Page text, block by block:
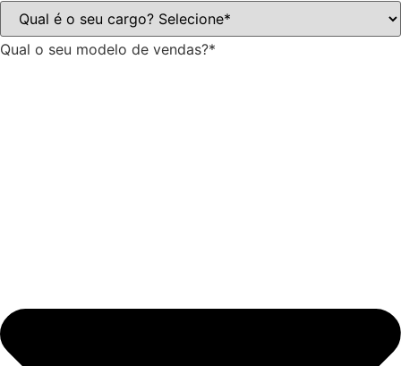
Qual o seu modelo de vendas?*